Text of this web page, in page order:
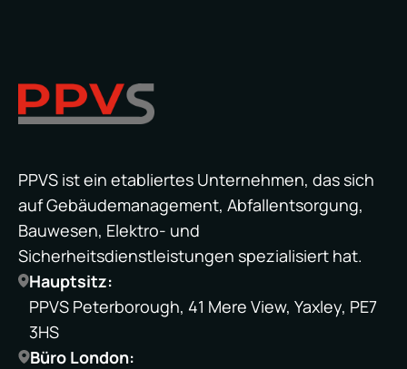
PPVS ist ein etabliertes Unternehmen, das sich
auf Gebäudemanagement, Abfallentsorgung,
Bauwesen, Elektro- und
Sicherheitsdienstleistungen spezialisiert hat.
Hauptsitz:
PPVS Peterborough, 41 Mere View, Yaxley, PE7
3HS
Büro London: